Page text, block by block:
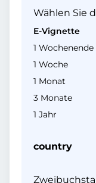
Wählen Sie
E-Vignette
1 Wochenende
1 Woche
1 Monat
3 Monate
1 Jahr
country